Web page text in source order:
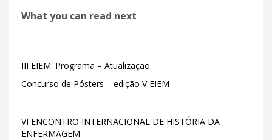
What you can read next
III EIEM: Programa – Atualização
Concurso de Pósters – edição V EIEM
VI ENCONTRO INTERNACIONAL DE HISTÓRIA DA
ENFERMAGEM